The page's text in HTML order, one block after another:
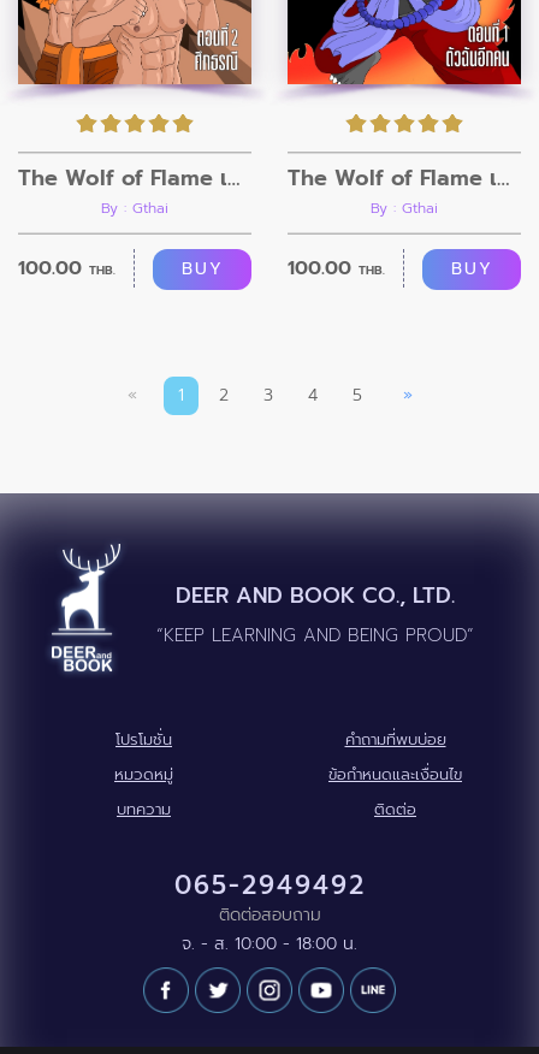
The Wolf of Flame เมื่อผมรวมร่างกับหมาป่าอัคคี ตอนที่2
By : Gthai
100.00 THB. BUY
The Wolf of Flame เมื่อผมรวมร่างกับหมาป่าอัคคี ตอนที่1
By : Gthai
100.00 THB. BUY
« 1 2 3 4 5 »
DEER AND BOOK CO., LTD.
“KEEP LEARNING AND BEING PROUD”
โปรโมชั่น
คำถามที่พบบ่อย
หมวดหมู่
ข้อกำหนดและเงื่อนไข
บทความ
ติดต่อ
065-2949492
ติดต่อสอบถาม
จ. - ส. 10:00 - 18:00 น.